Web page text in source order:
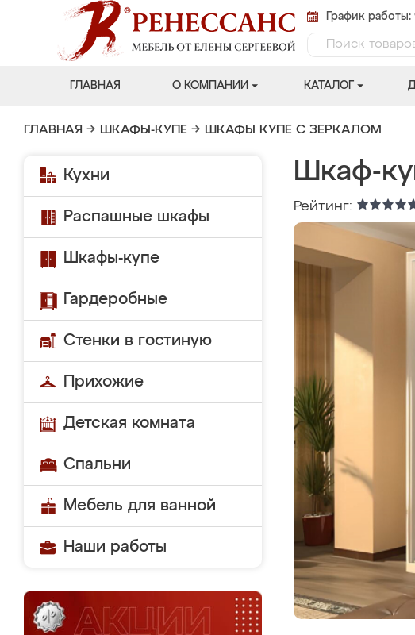
График
ГЛАВНАЯ О КОМПАНИИ КАТАЛОГ
ГЛАВНАЯ → ШКАФЫ-КУПЕ → ШКАФЫ КУПЕ С ЗЕРКАЛОМ
Кухни
Распашные шкафы
Шкафы-купе
Гардеробные
Стенки в гостиную
Прихожие
Детская комната
Спальни
Мебель для ванной
Наши работы
Шкаф-
Рейтинг: